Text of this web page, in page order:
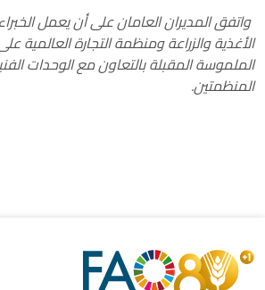
واتفق المديران العامان على أن يعمل
الأغذية والزراعة ومنظمة التجارة العالمية
الملموسة المقبلة بالتعاون مع الوحدات
المنظمتين.